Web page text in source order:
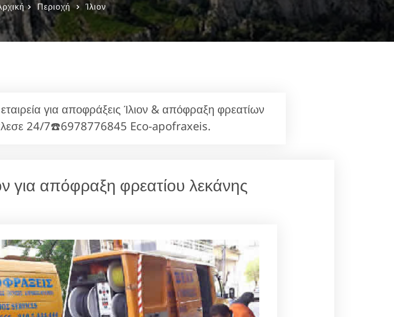
Περιοχή Ίλιον
για αποφράξεις Ίλιον & απόφραξη φρεατίων
24/7☎️6978776845 Eco-apofraxeis.
για απόφραξη φρεατίου λεκάνης